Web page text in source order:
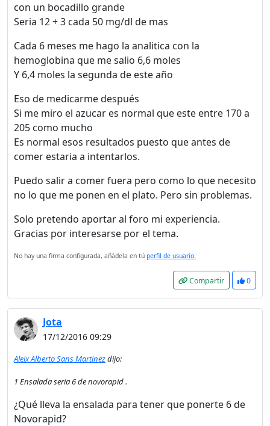
con un bocadillo grande
Seria 12 + 3 cada 50 mg/dl de mas
Cada 6 meses me hago la analitica con la
hemoglobina que me salio 6,6 moles
Y 6,4 moles la segunda de este año
Eso de medicarme después
Si me miro el azucar es normal que este entre 170 a
205 como mucho
Es normal esos resultados puesto que antes de
comer estaria a intentarlos.
Puedo salir a comer fuera pero como lo que necesito
no lo que me ponen en el plato. Pero sin problemas.
Solo pretendo aportar al foro mi experiencia.
Gracias por interesarse por el tema.
No hay una firma configurada, añádela en tú perfil de usuario.
Compartir 0
Jota
17/12/2016 09:29
Aleix Alberto Sans Martinezdijo:
1 Ensalada seria 6 de novorapid .
¿Qué lleva la ensalada para tener que ponerte 6 de
Novorapid?